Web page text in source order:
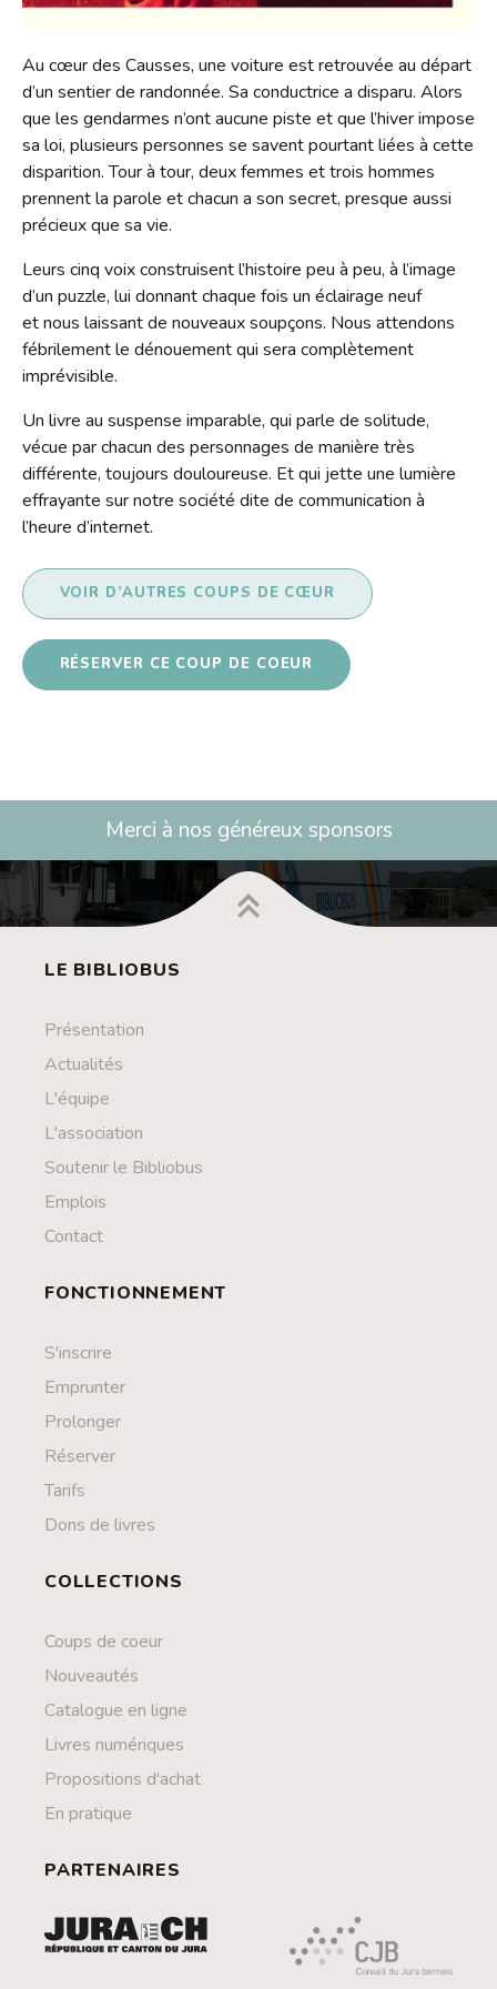
Contact
Liens
Au cœur des Causses, une voiture est retrouvée au départ
d’un sentier de randonnée. Sa conductrice a disparu. Alors
que les gendarmes n’ont aucune piste et que l’hiver impose
sa loi, plusieurs personnes se savent pourtant liées à cette
disparition. Tour à tour, deux femmes et trois hommes
prennent la parole et chacun a son secret, presque aussi
précieux que sa vie.
Leurs cinq voix construisent l’histoire peu à peu, à l’image
d’un puzzle, lui donnant chaque fois un éclairage neuf
et nous laissant de nouveaux soupçons. Nous attendons
fébrilement le dénouement qui sera complètement
imprévisible.
Un livre au suspense imparable, qui parle de solitude,
vécue par chacun des personnages de manière très
différente, toujours douloureuse. Et qui jette une lumière
effrayante sur notre société dite de communication à
l’heure d’internet.
VOIR D’AUTRES COUPS DE CŒUR
RÉSERVER CE COUP DE COEUR
Merci à nos généreux sponsors
LE BIBLIOBUS
Présentation
Actualités
L'équipe
L'association
Soutenir le Bibliobus
Emplois
Contact
FONCTIONNEMENT
S'inscrire
Emprunter
Prolonger
Réserver
Tarifs
Dons de livres
COLLECTIONS
Coups de coeur
Nouveautés
Catalogue en ligne
Livres numériques
Propositions d'achat
En pratique
PARTENAIRES